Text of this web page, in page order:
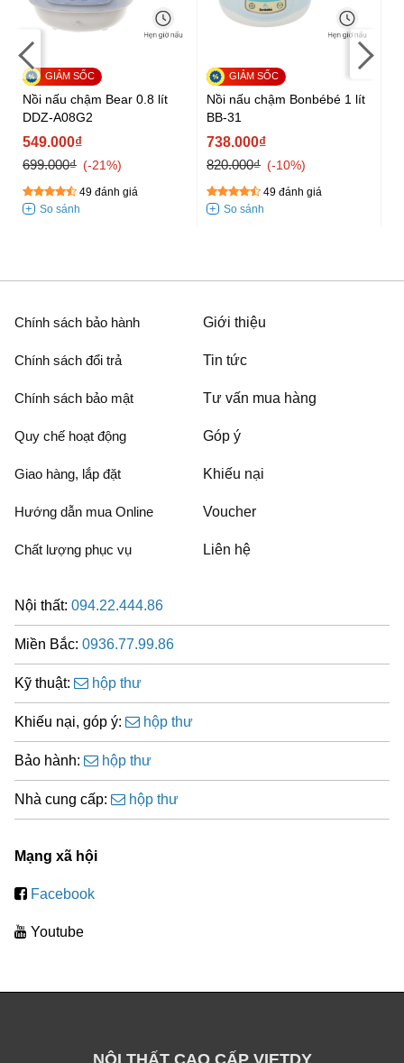
Nồi nấu chậm Bear 0.8 lít
DDZ-A08G2
549.000₫
699.000₫
-21%
49 đánh giá
Nồi nấu chậm Bonbébé 1 lít
BB-31
738.000₫
820.000₫
-10%
49 đánh giá
Chính sách bảo hành
Chính sách đổi trả
Chính sách bảo mật
Quy chế hoạt động
Giao hàng, lắp đặt
Hướng dẫn mua Online
Chất lượng phục vụ
Giới thiệu
Tin tức
Tư vấn mua hàng
Góp ý
Khiếu nại
Voucher
Liên hệ
Nội thất: 094.22.444.86
Miền Bắc: 0936.77.99.86
Kỹ thuật: hộp thư
Khiếu nại, góp ý: hộp thư
Bảo hành: hộp thư
Nhà cung cấp: hộp thư
Mạng xã hội
Facebook
Youtube
NỘI THẤT CAO CẤP VIETDY